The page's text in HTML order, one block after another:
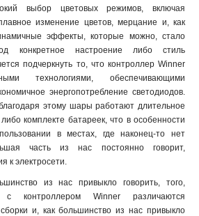
выбор цветовых режимов, включая
изменение цветов, мерцание и, как
эффекты, которые можно, стало
конкретное настроение либо стиль
подчеркнуть то, что контроллер Winner
технологиями, обеспечивающими
энергопотребление светодиодов.
этому шары работают длительное
комплекте батареек, что в особенности
в местах, где наконец-то нет
часть из нас постоянно говорит,
к электросети.
из нас привыкло говорить, того,
контроллером Winner различаются
и, как большинство из нас привыкло